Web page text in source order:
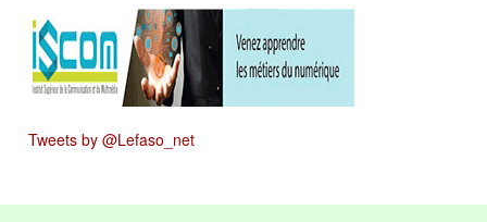
Tweets by @Lefaso_net